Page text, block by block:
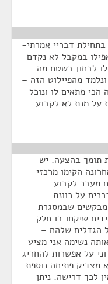
דבריי אמרתי-
במקבל לא נקדם
לבחון בשטח מה
מהפיילוט הזה –
מתאים לו ונוכל
על מנת לא לקבוע
תומך בהצעה. יש
הקימו מרכזי
מעבר לקבוע
על כוונת
מבקשים שבמסגרת
שיקחו בו חלק
הגדלים שלהם –
נשימה אני מציע
על אפשרות להחריג
מצדיק פתיחה נוספת
לכך דרישה. ניתן